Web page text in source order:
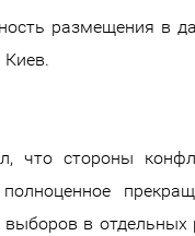
размещения в
Киев.
что стороны
в отдельных